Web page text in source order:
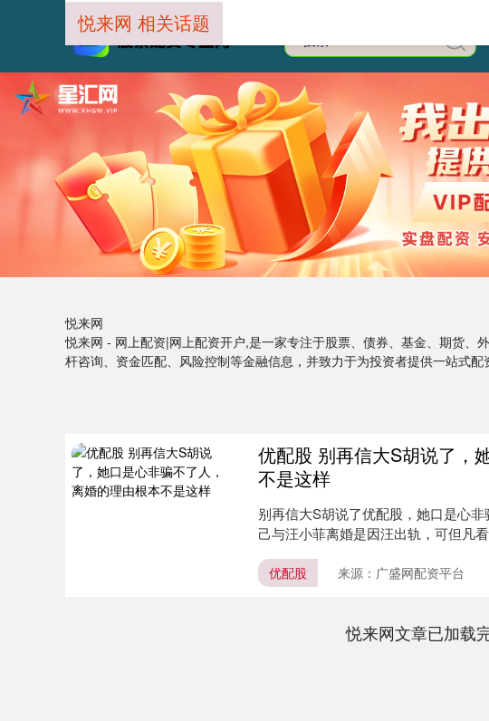
悦来网
悦来网 - 网上配资|网上配资开户,是一家专注于股票、债券、基金、期货、
杆咨询、资金匹配、风险控制等金融信息，并致力于为投资者提供一站式配
悦来网 相关话题
优配股 别再信大S胡说了，
不是这样
别再信大S胡说了优配股，她口是心
己与汪小菲离婚是因汪出轨，可但凡
优配股 来源：广盛网配资平台
悦来网文章已加载